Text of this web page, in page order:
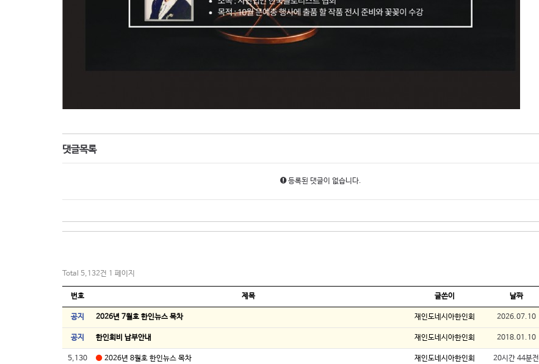
댓글목록
등록된 댓글이 없습니다.
Total 5,132건 1 페이지
번호 제목 글쓴이 날짜
공지 2026년 7월호 한인뉴스 목차 재인도네시아한인회 2026.07.10
공지 한인회비 납부안내 재인도네시아한인회 2018.01.10
5,130 2026년 8월호 한인뉴스 목차 재인도네시아한인회 20시간 44분전